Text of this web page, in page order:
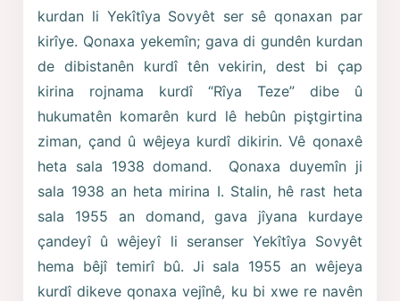
kurdan li Yekîtîya Sovyêt ser sê qonaxan par
kirîye. Qonaxa yekemîn; gava di gundên kurdan
de dibistanên kurdî tên vekirin, dest bi çap
kirina rojnama kurdî “Rîya Teze” dibe û
hukumatên komarên kurd lê hebûn piştgirtina
ziman, çand û wêjeya kurdî dikirin. Vê qonaxê
heta sala 1938 domand. Qonaxa duyemîn ji
sala 1938 an heta mirina I. Stalin, hê rast heta
sala 1955 an domand, gava jîyana kurdaye
çandeyî û wêjeyî li seranser Yekîtîya Sovyêt
hema bêjî temirî bû. Ji sala 1955 an wêjeya
kurdî dikeve qonaxa vejînê, ku bi xwe re navên